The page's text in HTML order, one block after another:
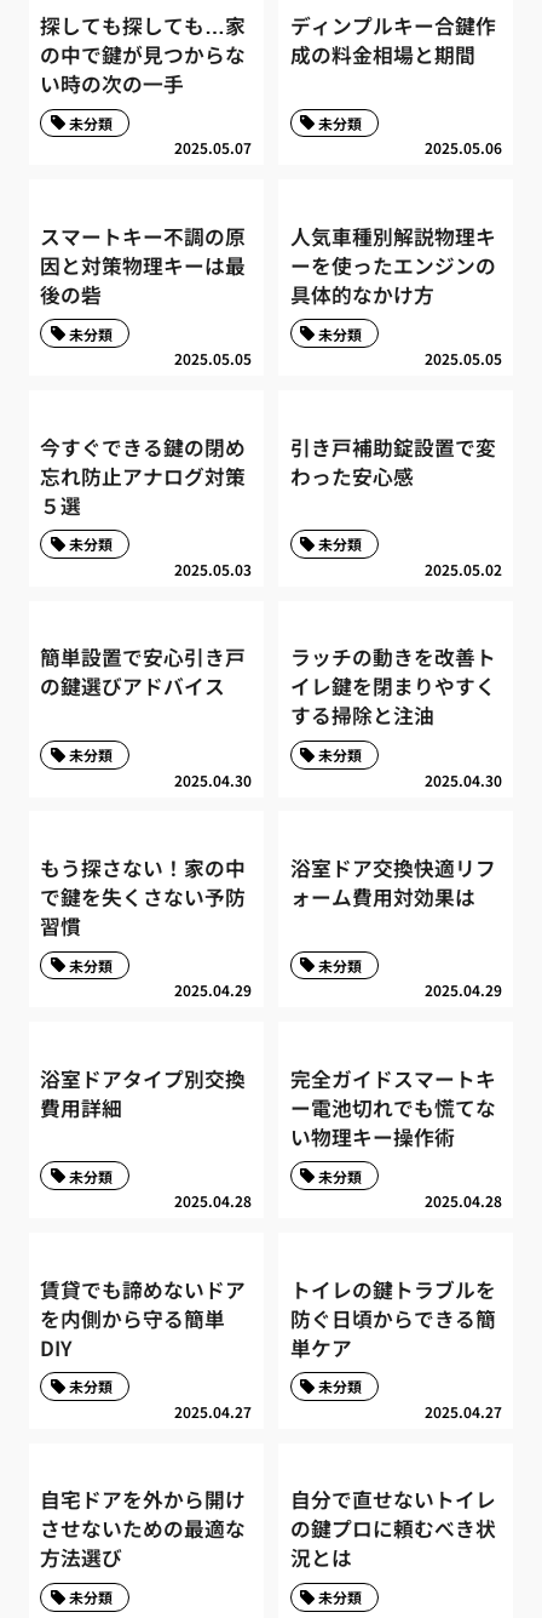
探しても探しても…家
の中で鍵が見つからな
い時の次の一手
2025.05.07
未分類
ディンプルキー合鍵作
成の料金相場と期間
2025.05.06
未分類
スマートキー不調の原
因と対策物理キーは最
後の砦
2025.05.05
未分類
人気車種別解説物理キ
ーを使ったエンジンの
具体的なかけ方
2025.05.05
未分類
今すぐできる鍵の閉め
忘れ防止アナログ対策
５選
2025.05.03
未分類
引き戸補助錠設置で変
わった安心感
2025.05.02
未分類
簡単設置で安心引き戸
の鍵選びアドバイス
2025.04.30
未分類
ラッチの動きを改善ト
イレ鍵を閉まりやすく
する掃除と注油
2025.04.30
未分類
もう探さない！家の中
で鍵を失くさない予防
習慣
2025.04.29
未分類
浴室ドア交換快適リフ
ォーム費用対効果は
2025.04.29
未分類
浴室ドアタイプ別交換
費用詳細
2025.04.28
未分類
完全ガイドスマートキ
ー電池切れでも慌てな
い物理キー操作術
2025.04.28
未分類
賃貸でも諦めないドア
を内側から守る簡単
DIY
2025.04.27
未分類
トイレの鍵トラブルを
防ぐ日頃からできる簡
単ケア
2025.04.27
未分類
自宅ドアを外から開け
させないための最適な
方法選び
未分類
自分で直せないトイレ
の鍵プロに頼むべき状
況とは
未分類